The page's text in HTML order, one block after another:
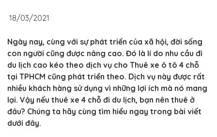
18/03/2021
Ngày nay, cùng với sự phát triển của xã hội, đời sống
con người cũng được nâng cao. Đó là lí do nhu cầu đi
du lịch cao kéo theo dịch vụ cho Thuê xe ô tô 4 chỗ
tại TPHCM cũng phát triển theo. Dịch vụ này được rất
nhiều khách hàng sử dụng vì những lợi ích mà nó mang
lại. Vậy nếu thuê xe 4 chỗ đi du lịch, bạn nên thuê ở
đâu? Chúng ta hãy cùng tìm hiểu ngay trong bài viết
dưới đây.